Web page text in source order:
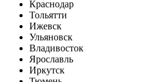
Краснодар
Тольятти
Ижевск
Ульяновск
Владивосток
Ярославль
Иркутск